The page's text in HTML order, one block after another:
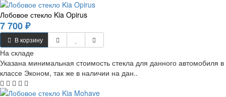
Лобовое стекло Kia Opirus
7 700 ₽
В корзину
На складе
Указана минимальная стоимость стекла для данного автомобиля в
классе Эконом, так же в наличии на дан..